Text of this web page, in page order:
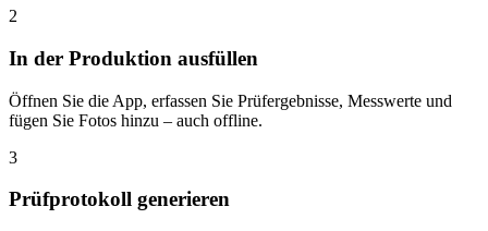
2
In der Produktion ausfüllen
Öffnen Sie die App, erfassen Sie Prüfergebnisse, Messwerte und
fügen Sie Fotos hinzu – auch offline.
3
Prüfprotokoll generieren